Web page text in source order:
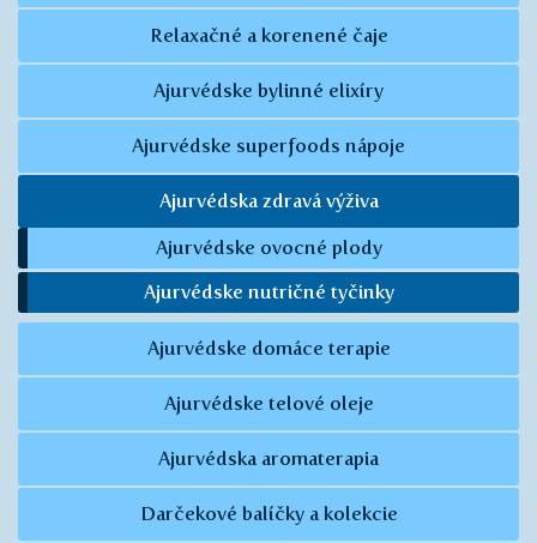
Relaxačné a korenené čaje
Ajurvédske bylinné elixíry
Ajurvédske superfoods nápoje
Ajurvédska zdravá výživa
Ajurvédske ovocné plody
Ajurvédske nutričné tyčinky
Ajurvédske domáce terapie
Ajurvédske telové oleje
Ajurvédska aromaterapia
Darčekové balíčky a kolekcie